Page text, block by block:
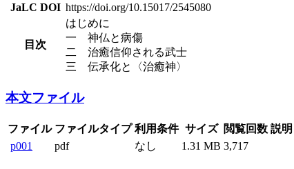
JaLC DOI https://doi.org/10.15017/2545080
目次
はじめに
一 神仏と病傷
二 治癒信仰される武士
三 伝承化と〈治癒神〉
本文ファイル
ファイル ファイルタイプ 利用条件 サイズ 閲覧回数 説明
p001
pdf なし 1.31 MB 3,717